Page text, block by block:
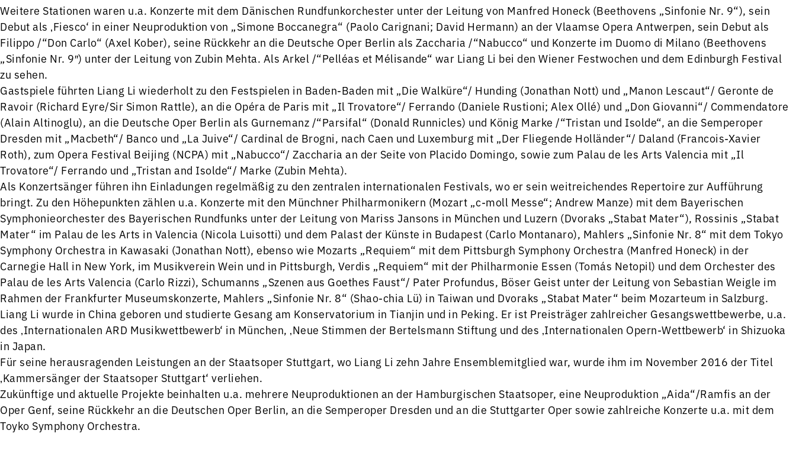
Weitere Stationen waren u.a. Konzerte mit dem Dänischen Rundfunkorchester unter der Leitung von Manfred Honeck (Beethovens „Sinfonie Nr. 9“), sein
Debut als ‚Fiesco‘ in einer Neuproduktion von „Simone Boccanegra“ (Paolo Carignani; David Hermann) an der Vlaamse Opera Antwerpen, sein Debut als
Filippo /“Don Carlo“ (Axel Kober), seine Rückkehr an die Deutsche Oper Berlin als Zaccharia /“Nabucco“ und Konzerte im Duomo di Milano (Beethovens
„Sinfonie Nr. 9″) unter der Leitung von Zubin Mehta. Als Arkel /“Pelléas et Mélisande“ war Liang Li bei den Wiener Festwochen und dem Edinburgh Festival
zu sehen.
Gastspiele führten Liang Li wiederholt zu den Festspielen in Baden-Baden mit „Die Walküre“/ Hunding (Jonathan Nott) und „Manon Lescaut“/ Geronte de
Ravoir (Richard Eyre/Sir Simon Rattle), an die Opéra de Paris mit „Il Trovatore“/ Ferrando (Daniele Rustioni; Alex Ollé) und „Don Giovanni“/ Commendatore
(Alain Altinoglu), an die Deutsche Oper Berlin als Gurnemanz /“Parsifal“ (Donald Runnicles) und König Marke /“Tristan und Isolde“, an die Semperoper
Dresden mit „Macbeth“/ Banco und „La Juive“/ Cardinal de Brogni, nach Caen und Luxemburg mit „Der Fliegende Holländer“/ Daland (Francois-Xavier
Roth), zum Opera Festival Beijing (NCPA) mit „Nabucco“/ Zaccharia an der Seite von Placido Domingo, sowie zum Palau de les Arts Valencia mit „Il
Trovatore“/ Ferrando und „Tristan and Isolde“/ Marke (Zubin Mehta).
Als Konzertsänger führen ihn Einladungen regelmäßig zu den zentralen internationalen Festivals, wo er sein weitreichendes Repertoire zur Aufführung
bringt. Zu den Höhepunkten zählen u.a. Konzerte mit den Münchner Philharmonikern (Mozart „c-moll Messe“; Andrew Manze) mit dem Bayerischen
Symphonieorchester des Bayerischen Rundfunks unter der Leitung von Mariss Jansons in München und Luzern (Dvoraks „Stabat Mater“), Rossinis „Stabat
Mater“ im Palau de les Arts in Valencia (Nicola Luisotti) und dem Palast der Künste in Budapest (Carlo Montanaro), Mahlers „Sinfonie Nr. 8“ mit dem Tokyo
Symphony Orchestra in Kawasaki (Jonathan Nott), ebenso wie Mozarts „Requiem“ mit dem Pittsburgh Symphony Orchestra (Manfred Honeck) in der
Carnegie Hall in New York, im Musikverein Wein und in Pittsburgh, Verdis „Requiem“ mit der Philharmonie Essen (Tomás Netopil) und dem Orchester des
Palau de les Arts Valencia (Carlo Rizzi), Schumanns „Szenen aus Goethes Faust“/ Pater Profundus, Böser Geist unter der Leitung von Sebastian Weigle im
Rahmen der Frankfurter Museumskonzerte, Mahlers „Sinfonie Nr. 8“ (Shao-chia Lü) in Taiwan und Dvoraks „Stabat Mater“ beim Mozarteum in Salzburg.
Liang Li wurde in China geboren und studierte Gesang am Konservatorium in Tianjin und in Peking. Er ist Preisträger zahlreicher Gesangswettbewerbe, u.a.
des ‚Internationalen ARD Musikwettbewerb‘ in München, ‚Neue Stimmen der Bertelsmann Stiftung und des ‚Internationalen Opern-Wettbewerb‘ in Shizuoka
in Japan.
Für seine herausragenden Leistungen an der Staatsoper Stuttgart, wo Liang Li zehn Jahre Ensemblemitglied war, wurde ihm im November 2016 der Titel
‚Kammersänger der Staatsoper Stuttgart‘ verliehen.
Zukünftige und aktuelle Projekte beinhalten u.a. mehrere Neuproduktionen an der Hamburgischen Staatsoper, eine Neuproduktion „Aida“/Ramfis an der
Oper Genf, seine Rückkehr an die Deutschen Oper Berlin, an die Semperoper Dresden und an die Stuttgarter Oper sowie zahlreiche Konzerte u.a. mit dem
Toyko Symphony Orchestra.